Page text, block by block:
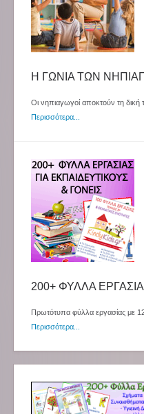
Η ΓΩΝΙΑ ΤΩΝ
Οι νηπιαγωγοί αποκτούν τη δική
Περισσότερα...
200+ ΦΥΛΛΑ
Πρωτότυπα φύλλα εργασίας με 12
Περισσότερα...